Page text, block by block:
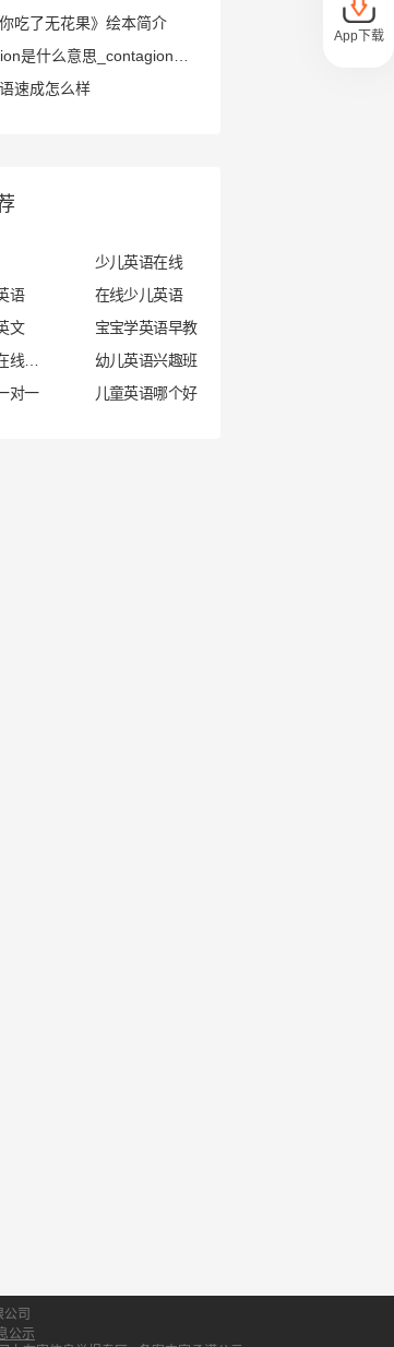
你吃了无花果》绘本简介
速成怎么样
少儿英语在线
语
在线少儿英语
文
宝宝学英语早教
幼儿英语兴趣班
对一
儿童英语哪个好
App下载
司
公示